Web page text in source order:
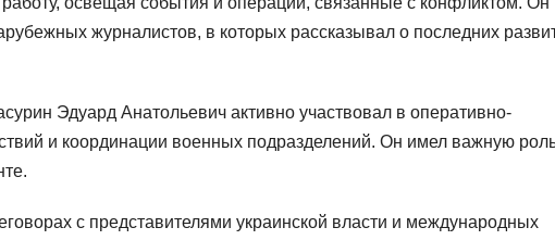
журналистов, в которых рассказывал о последних
Эдуард Анатольевич активно участвовал в оперативно-
и координации военных подразделений. Он имел важную
с представителями украинской власти и международных